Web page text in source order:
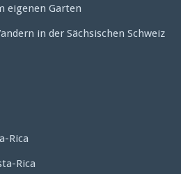
eigenen Garten
in der Sächsischen Schweiz
Rica
Rica